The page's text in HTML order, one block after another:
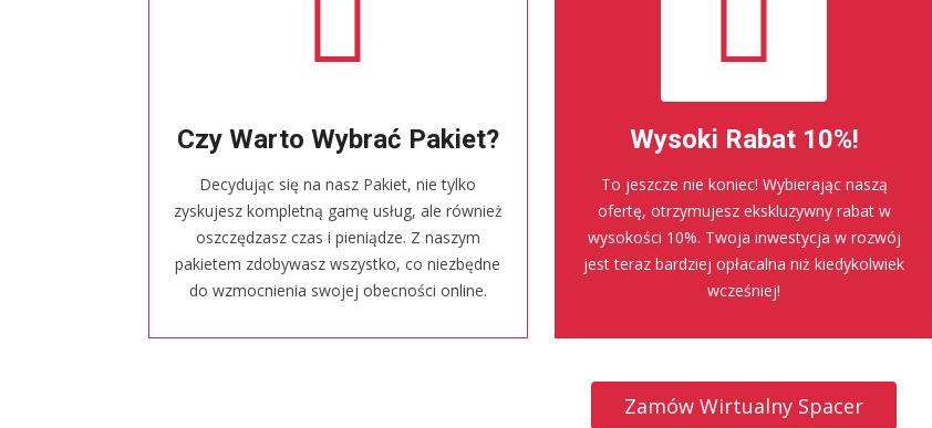
Czy Warto Wybrać Pakiet?
Decydując się na nasz Pakiet, nie tylko
zyskujesz kompletną gamę usług, ale również
oszczędzasz czas i pieniądze. Z naszym
pakietem zdobywasz wszystko, co niezbędne
do wzmocnienia swojej obecności online.
Wysoki Rabat 10%!
To jeszcze nie koniec! Wybierając naszą
ofertę, otrzymujesz ekskluzywny rabat w
wysokości 10%. Twoja inwestycja w rozwój
jest teraz bardziej opłacalna niż kiedykolwiek
wcześniej!
Zamów Wirtualny Spacer